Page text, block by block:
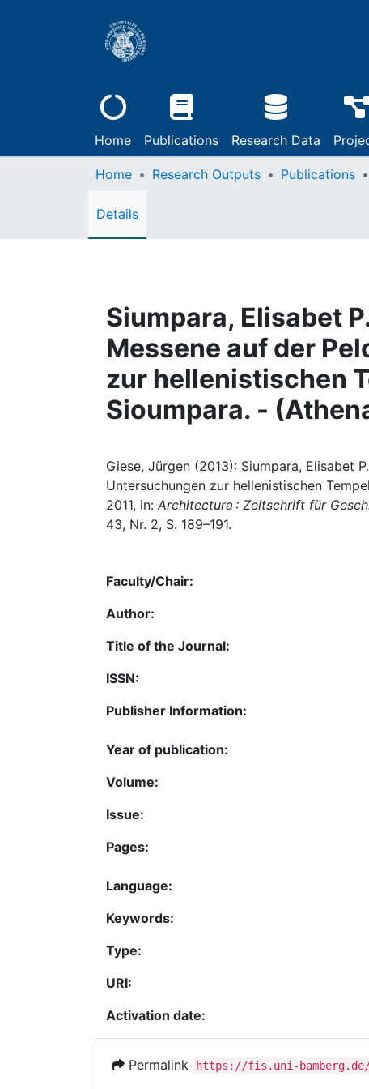
Home Publications Research Data
Home Research Outputs Publications
Details
Siumpara, Elisabet
Messene auf der
zur hellenistischen
Sioumpara. -
Giese, Jürgen (2013): Siumpara, Elisabet
Untersuchungen zur hellenistischen
2011, in: Architectura : Zeitschrift für
43, Nr. 2, S. 189–191.
Faculty/Chair:
Author:
Title of the Journal:
ISSN:
Publisher Information:
Year of publication:
Volume:
Issue:
Pages:
Language:
Keywords:
Type:
URI:
Activation date:
Permalink https://fis.uni-bamberg.de/